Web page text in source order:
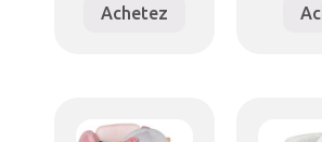
Achetez